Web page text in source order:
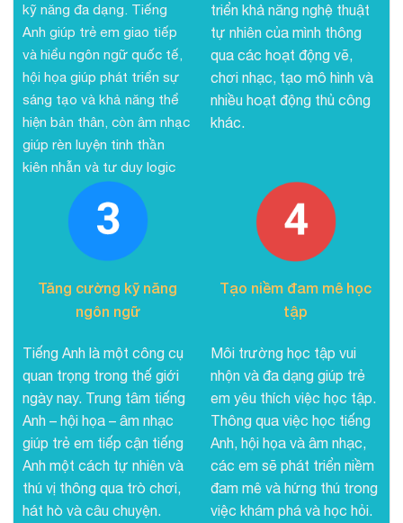
kỹ năng đa dạng. Tiếng
Anh giúp trẻ em giao tiếp
và hiểu ngôn ngữ quốc tế,
hội họa giúp phát triển sự
sáng tạo và khả năng thể
hiện bản thân, còn âm nhạc
giúp rèn luyện tinh thần
kiên nhẫn và tư duy logic
triển khả năng nghệ thuật
tự nhiên của mình thông
qua các hoạt động vẽ,
chơi nhạc, tạo mô hình và
nhiều hoạt động thủ công
khác.
Tăng cường kỹ năng
ngôn ngữ
Tiếng Anh là một công cụ
quan trọng trong thế giới
ngày nay. Trung tâm tiếng
Anh – hội họa – âm nhạc
giúp trẻ em tiếp cận tiếng
Anh một cách tự nhiên và
thú vị thông qua trò chơi,
hát hò và câu chuyện.
Tạo niềm đam mê học
tập
Môi trường học tập vui
nhộn và đa dạng giúp trẻ
em yêu thích việc học tập.
Thông qua việc học tiếng
Anh, hội họa và âm nhạc,
các em sẽ phát triển niềm
đam mê và hứng thú trong
việc khám phá và học hỏi.